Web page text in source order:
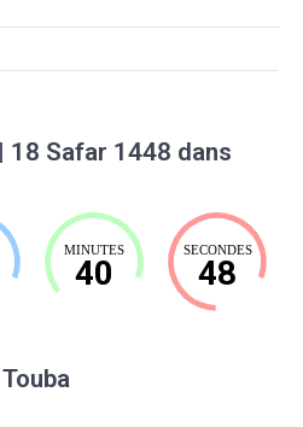
18 Safar 1448 dans
MINUTES
40
SECONDES
47